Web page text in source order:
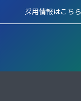
採用情報はこちら